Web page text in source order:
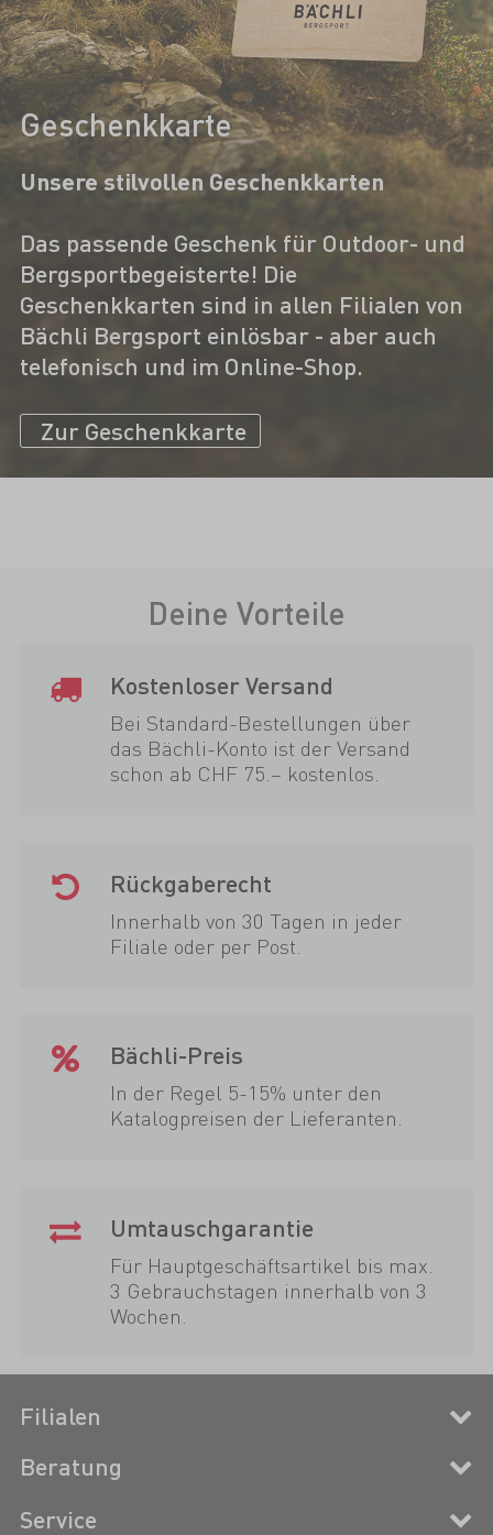
Geschenkkarte
Unsere stilvollen Geschenkkarten
Das passende Geschenk für Outdoor- und
Bergsportbegeisterte! Die
Geschenkkarten sind in allen Filialen von
Bächli Bergsport einlösbar - aber auch
telefonisch und im Online-Shop.
Zur Geschenkkarte
Deine Vorteile
Kostenloser Versand
Bei Standard-Bestellungen über
das Bächli-Konto ist der Versand
schon ab CHF 75.– kostenlos.
Rückgaberecht
Innerhalb von 30 Tagen in jeder
Filiale oder per Post.
Bächli-Preis
In der Regel 5-15% unter den
Katalogpreisen der Lieferanten.
Umtauschgarantie
Für Hauptgeschäftsartikel bis max.
3 Gebrauchstagen innerhalb von 3
Wochen.
Filialen
Beratung
Service